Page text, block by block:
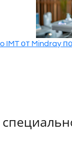
IMT от Mindray